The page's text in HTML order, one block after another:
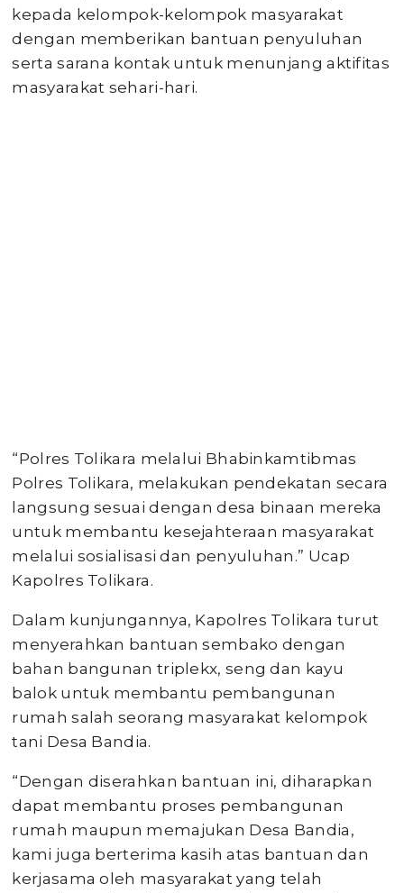
kepada kelompok-kelompok masyarakat
dengan memberikan bantuan penyuluhan
serta sarana kontak untuk menunjang aktifitas
masyarakat sehari-hari.
“Polres Tolikara melalui Bhabinkamtibmas
Polres Tolikara, melakukan pendekatan secara
langsung sesuai dengan desa binaan mereka
untuk membantu kesejahteraan masyarakat
melalui sosialisasi dan penyuluhan.” Ucap
Kapolres Tolikara.
Dalam kunjungannya, Kapolres Tolikara turut
menyerahkan bantuan sembako dengan
bahan bangunan triplekx, seng dan kayu
balok untuk membantu pembangunan
rumah salah seorang masyarakat kelompok
tani Desa Bandia.
“Dengan diserahkan bantuan ini, diharapkan
dapat membantu proses pembangunan
rumah maupun memajukan Desa Bandia,
kami juga berterima kasih atas bantuan dan
kerjasama oleh masyarakat yang telah